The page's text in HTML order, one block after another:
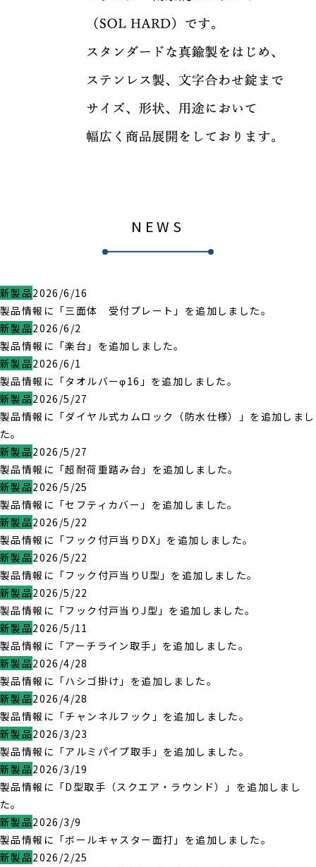
NEWS
新製品2026/6/16
製品情報に「三面体 受付プレート」を追加しました。
新製品2026/6/2
製品情報に「楽台」を追加しました。
新製品2026/6/1
製品情報に「タオルバーφ16」を追加しました。
新製品2026/5/27
製品情報に「ダイヤル式カムロック（防水仕様）」を追加しまし
た。
新製品2026/5/27
製品情報に「超耐荷重踏み台」を追加しました。
新製品2026/5/25
製品情報に「セフティカバー」を追加しました。
新製品2026/5/22
製品情報に「フック付戸当りDX」を追加しました。
新製品2026/5/22
製品情報に「フック付戸当りU型」を追加しました。
新製品2026/5/22
製品情報に「フック付戸当りJ型」を追加しました。
新製品2026/5/11
製品情報に「アーチライン取手」を追加しました。
新製品2026/4/28
製品情報に「ハシゴ掛け」を追加しました。
新製品2026/4/28
製品情報に「チャンネルフック」を追加しました。
新製品2026/3/23
製品情報に「アルミパイプ取手」を追加しました。
新製品2026/3/19
製品情報に「D型取手（スクエア・ラウンド）」を追加しまし
た。
新製品2026/3/9
製品情報に「ボールキャスター面打」を追加しました。
新製品2026/2/25